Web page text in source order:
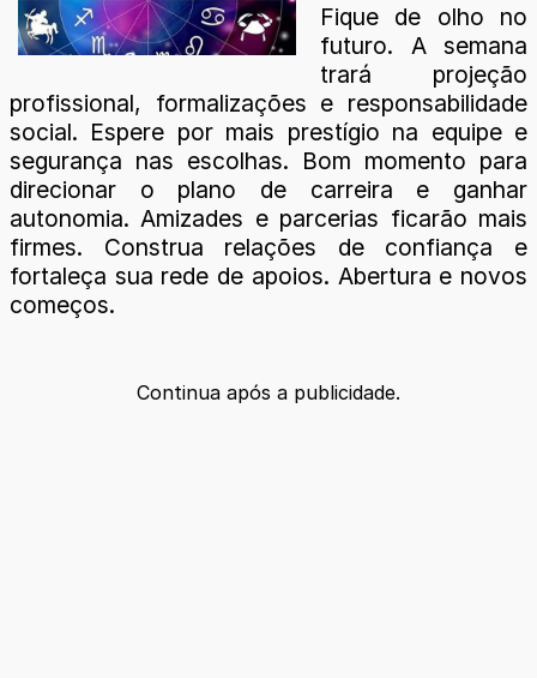
Fique de olho no
futuro. A semana
trará projeção
profissional, formalizações e responsabilidade
social. Espere por mais prestígio na equipe e
segurança nas escolhas. Bom momento para
direcionar o plano de carreira e ganhar
autonomia. Amizades e parcerias ficarão mais
firmes. Construa relações de confiança e
fortaleça sua rede de apoios. Abertura e novos
começos.
Continua após a publicidade.